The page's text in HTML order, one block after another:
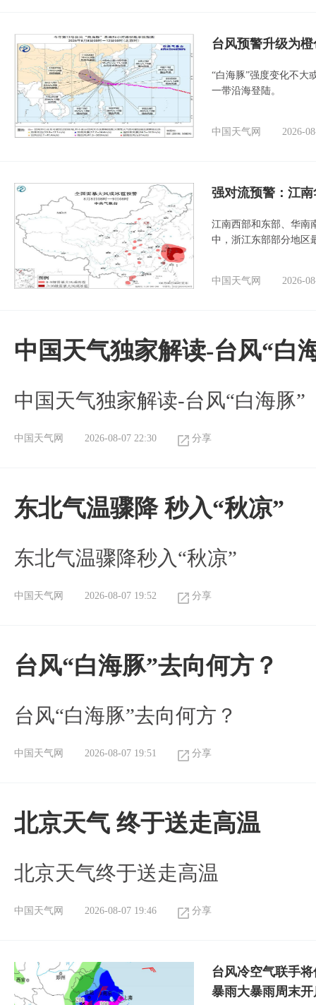
台风预警升级为
“白海豚”强度变化不大
一带沿海登陆。
中国天气网 2026-
强对流预警：江
江南西部和东部、华南
中，浙江东部部分地区
中国天气网 2026-
中国天气独家解读-台风“白
中国天气独家解读-台风“白海豚”
中国天气网 2026-08-07 22:30 分享
东北气温骤降 秒入“秋凉”
东北气温骤降秒入“秋凉”
中国天气网 2026-08-07 19:52 分享
台风“白海豚”去向何方？
台风“白海豚”去向何方？
中国天气网 2026-08-07 19:51 分享
北京天气 终于送走高温
北京天气终于送走高温
中国天气网 2026-08-07 19:46 分享
台风冷空气联手
暴雨大暴雨周末开